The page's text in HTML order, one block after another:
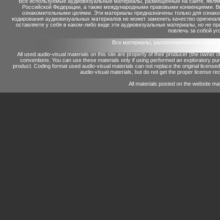
Российской Федерации, а также международными правовыми конвенциями.
ознакомительными целями. Эти материалы предназначены только для
кодирования аудиовизуальных материалов не может заменить качество
оставляете у себя в каком-либо виде эти аудиовизуальные материалы, но не
повлечь за собой
Все материалы, расположенные на сайте
All used audio-visual materials on this site are property of their producer (the owner
conventions. You can use these materials only if using performed an exploratory
product. Coding format used audio-visual materials can not replace the original
audio-visual materials, but do not get the proper license
All materials posted on the website